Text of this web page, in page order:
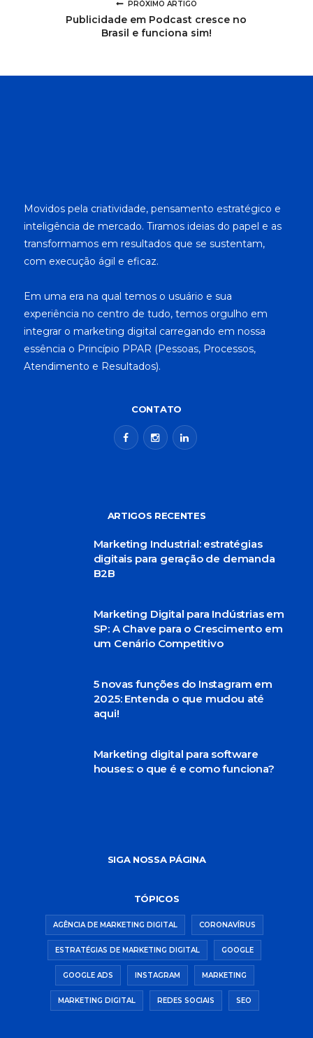
PRÓXIMO ARTIGO
Publicidade em Podcast cresce no
Brasil e funciona sim!
Movidos pela criatividade, pensamento estratégico e
inteligência de mercado. Tiramos ideias do papel e as
transformamos em resultados que se sustentam,
com execução ágil e eficaz.
Em uma era na qual temos o usuário e sua
experiência no centro de tudo, temos orgulho em
integrar o marketing digital carregando em nossa
essência o Princípio PPAR (Pessoas, Processos,
Atendimento e Resultados).
CONTATO
ARTIGOS RECENTES
Marketing Industrial: estratégias
digitais para geração de demanda
B2B
Marketing Digital para Indústrias em
SP: A Chave para o Crescimento em
um Cenário Competitivo
5 novas funções do Instagram em
2025: Entenda o que mudou até
aqui!
Marketing digital para software
houses: o que é e como funciona?
SIGA NOSSA PÁGINA
TÓPICOS
AGÊNCIA DE MARKETING DIGITAL CORONAVÍRUS
ESTRATÉGIAS DE MARKETING DIGITAL GOOGLE
GOOGLE ADS INSTAGRAM MARKETING
MARKETING DIGITAL REDES SOCIAIS SEO